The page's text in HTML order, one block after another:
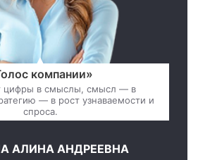
компании»
цифры в смыслы, смысл — в
— в рост узнаваемости и
спроса.
АЛИНА АНДРЕЕВНА